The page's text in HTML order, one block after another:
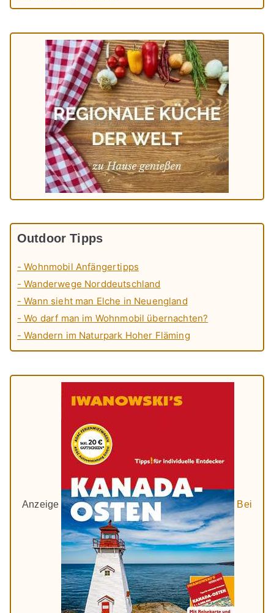
Outdoor Tipps
- Wohnmobil Anfängertipps
- Wanderwege Norddeutschland
- Wann sieht man Elche in Neuengland
- Wo darf man im Wohnmobil übernachten?
- Wandern im Naturpark Hoher Fläming
Anzeige Bei